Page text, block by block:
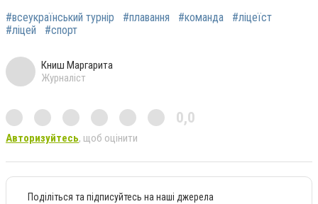
#всеукраїнський турнір #плавання #команда
#ліцеїст
#ліцей
#спорт
Книш Маргарита
Журналіст
0,0
Авторизуйтесь, щоб оцінити
Поділіться та підписуйтесь на наші джерела